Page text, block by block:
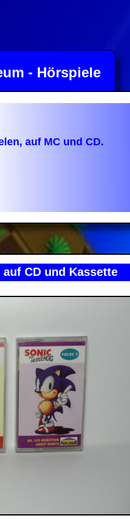
- Hörspiele
auf MC und CD.
CD und Kassette